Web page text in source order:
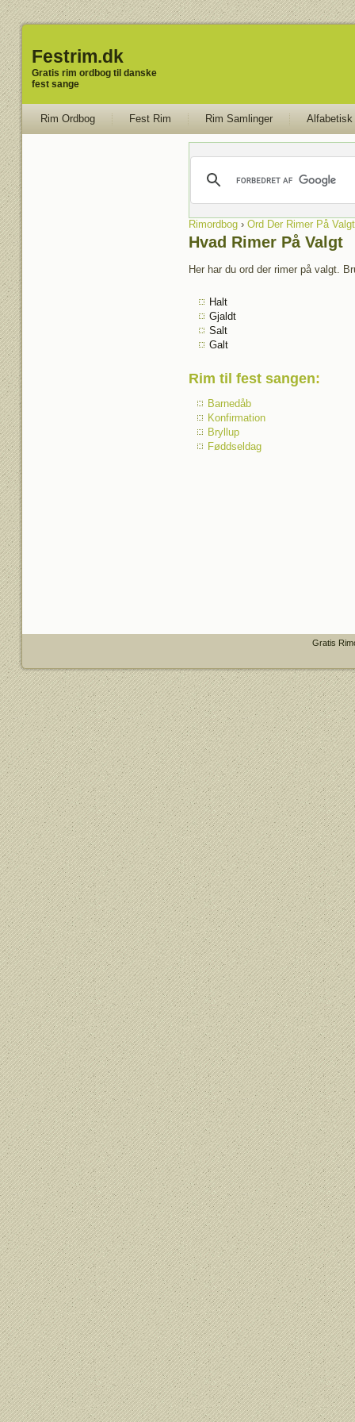
Festrim.dk
Gratis rim ordbog til danske
fest sange
Rim Ordbog Fest Rim Rim Samlinger Alfabetisk
Rimordbog› Ord Der Rimer På Valgt
Hvad Rimer På Valgt
Her har du ord der rimer på valgt.
Halt
Gjaldt
Salt
Galt
Rim til fest sangen:
Barnedåb
Konfirmation
Bryllup
Føddseldag
Gratis